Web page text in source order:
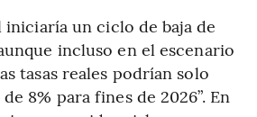
iniciaría un ciclo de baja de
incluso en el escenario
tasas reales podrían solo
8% para fines de 2026”. En